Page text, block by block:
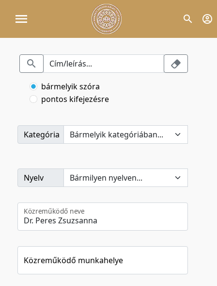
bármelyik szóra
pontos kifejezésre
Kategória
Nyelv
Közreműködő neve
Közreműködő munkahelye